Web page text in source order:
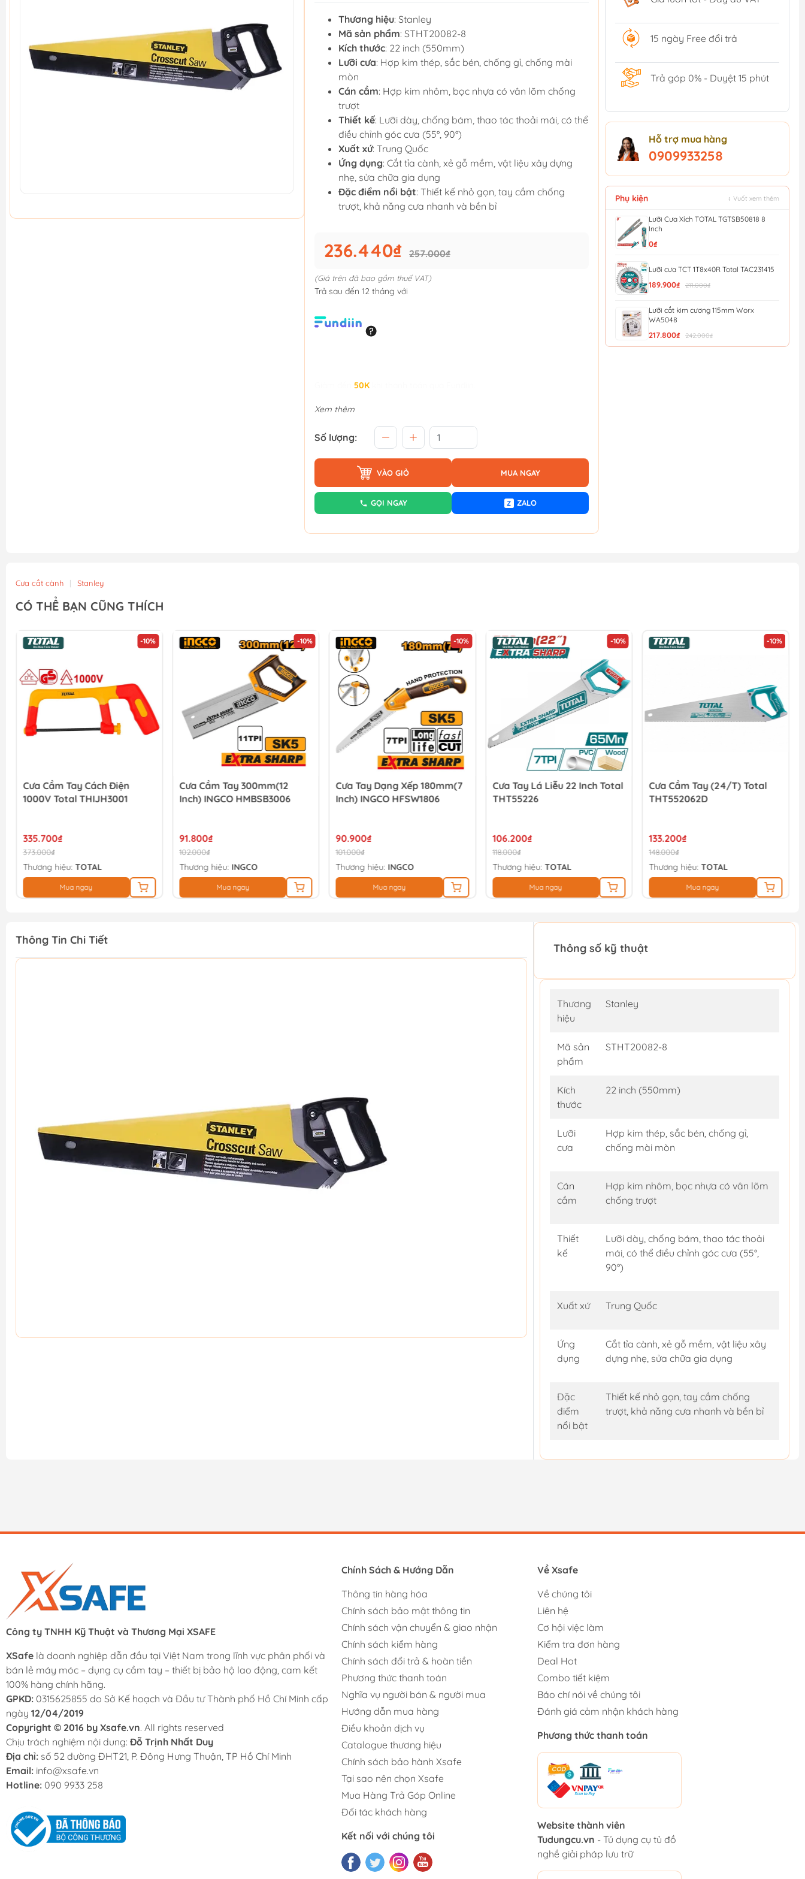
Thương hiệu: Stanley
Mã sản phẩm: STHT20082-8
Kích thước: 22 inch (550mm)
Lưỡi cưa: Hợp kim thép, sắc bén, chống gỉ, chống mài
mòn
Cán cầm: Hợp kim nhôm, bọc nhựa có vân lõm chống
trượt
Thiết kế: Lưỡi dày, chống bám, thao tác thoải mái, có thể
điều chỉnh góc cưa (55°, 90°)
Xuất xứ: Trung Quốc
Ứng dụng: Cắt tỉa cành, xẻ gỗ mềm, vật liệu xây dựng
nhẹ, sửa chữa gia dụng
Đặc điểm nổi bật: Thiết kế nhỏ gọn, tay cầm chống
trượt, khả năng cưa nhanh và bền bỉ
236.440₫ 257.000₫
(Giá trên đã bao gồm thuế VAT)
Trả sau đến 12 tháng với
50K
Xem thêm
Số lượng:
VÀO GIỎ MUA NGAY
GỌI NGAY Z ZALO
15 ngày Free đổi trả
Trả góp 0% - Duyệt 15 phút
Hỗ trợ mua hàng
0909933258
Phụ kiện ↕ Vuốt xem thêm
Lưỡi Cưa Xích TOTAL TGTSB50818 8
Inch
0₫
Lưỡi cưa TCT 1T8x40R Total TAC231415
189.900₫ 211.000₫
Lưỡi cắt kim cương 115mm Worx
WA5048
217.800₫ 242.000₫
Cưa cắt cành | Stanley
CÓ THỂ BẠN CŨNG THÍCH
-10%
Cưa Cầm Tay 300mm(12
Inch) INGCO HMBSB3006
91.800₫
102.000₫
Thương hiệu: INGCO
Mua ngay
-10%
Cưa Tay Dạng Xếp 180mm(7
Inch) INGCO HFSW1806
90.900₫
101.000₫
Thương hiệu: INGCO
Mua ngay
-10%
Cưa Tay Lá Liễu 22 Inch Total
THT55226
106.200₫
118.000₫
Thương hiệu: TOTAL
Mua ngay
-10%
Cưa Cầm Tay (24/T) Total
THT552062D
133.200₫
148.000₫
Thương hiệu:TOTAL
Mua ngay
-10%
Cưa Tay Lá Liễu 500mm
(24/T) Total THT55206
101.700₫
113.000₫
Thương hiệu:TOTAL
Mua ngay
Thông Tin Chi Tiết
Thông số kỹ thuật
Thương
hiệu
Stanley
Mã sản
phẩm
STHT20082-8
Kích
thước
22 inch (550mm)
Lưỡi
cưa
Hợp kim thép, sắc bén, chống gỉ,
chống mài mòn
Cán
cầm
Hợp kim nhôm, bọc nhựa có vân lõm
chống trượt
Thiết
kế
Lưỡi dày, chống bám, thao tác thoải
mái, có thể điều chỉnh góc cưa (55°,
90°)
Xuất xứ Trung Quốc
Ứng
dụng
Cắt tỉa cành, xẻ gỗ mềm, vật liệu xây
dựng nhẹ, sửa chữa gia dụng
Đặc
điểm
nổi bật
Thiết kế nhỏ gọn, tay cầm chống
trượt, khả năng cưa nhanh và bền bỉ
Công ty TNHH Kỹ Thuật và Thương Mại XSAFE
XSafe là doanh nghiệp dẫn đầu tại Việt Nam trong lĩnh vực phân phối và
bán lẻ máy móc – dụng cụ cầm tay – thiết bị bảo hộ lao động, cam kết
100% hàng chính hãng.
GPKD: 0315625855 do Sở Kế hoạch và Đầu tư Thành phố Hồ Chí Minh cấp
ngày 12/04/2019
Copyright © 2016 by Xsafe.vn. All rights reserved
Chịu trách nghiệm nội dung: Đỗ Trịnh Nhất Duy
Địa chỉ: số 52 đường ĐHT21, P. Đông Hưng Thuận, TP Hồ Chí Minh
Email: info@xsafe.vn
Hotline: 090 9933 258
Chính Sách & Hướng Dẫn
Thông tin hàng hóa
Chính sách bảo mật thông tin
Chính sách vận chuyển & giao nhận
Chính sách kiểm hàng
Chính sách đổi trả & hoàn tiền
Phương thức thanh toán
Nghĩa vụ người bán & người mua
Hướng dẫn mua hàng
Điều khoản dịch vụ
Catalogue thương hiệu
Chính sách bảo hành Xsafe
Tại sao nên chọn Xsafe
Mua Hàng Trả Góp Online
Đối tác khách hàng
Kết nối với chúng tôi
Về Xsafe
Về chúng tôi
Liên hệ
Cơ hội việc làm
Kiểm tra đơn hàng
Deal Hot
Combo tiết kiệm
Báo chí nói về chúng tôi
Đánh giá cảm nhận khách hàng
Phương thức thanh toán
Website thành viên
Tudungcu.vn - Tủ dụng cụ tủ đồ
nghề giải pháp lưu trữ